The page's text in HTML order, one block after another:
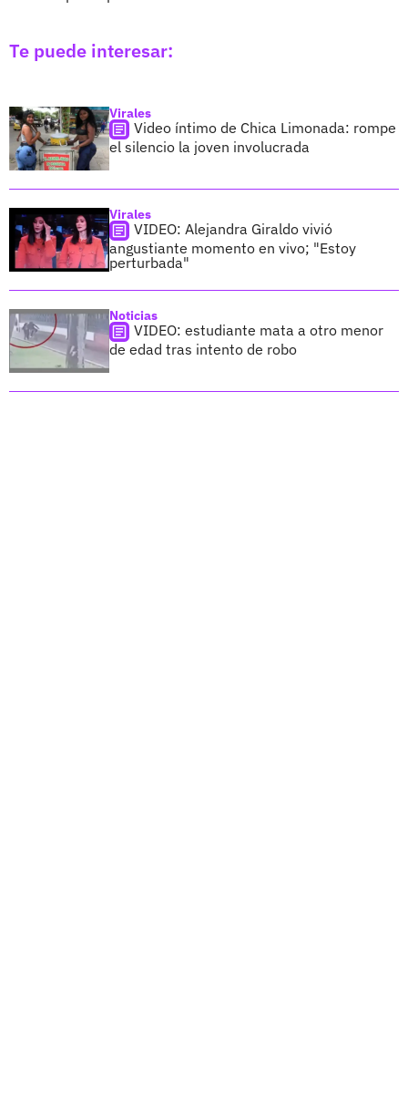
Te puede interesar:
Virales
Video íntimo de Chica Limonada: rompe
el silencio la joven involucrada
Virales
VIDEO: Alejandra Giraldo vivió
angustiante momento en vivo; "Estoy
perturbada"
Noticias
VIDEO: estudiante mata a otro menor
de edad tras intento de robo